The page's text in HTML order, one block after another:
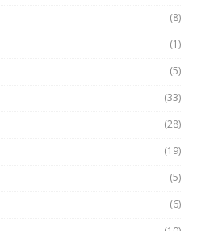
(8)
(1)
(5)
(33)
(28)
(19)
(5)
(6)